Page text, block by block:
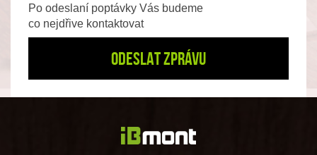
Po odeslaní poptávky Vás budeme
co nejdřive kontaktovat